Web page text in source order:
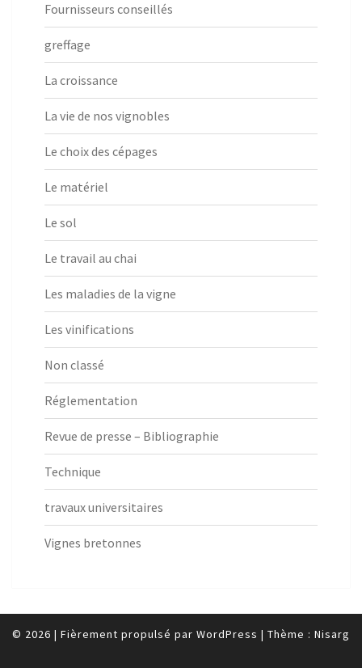
Fournisseurs conseillés
greffage
La croissance
La vie de nos vignobles
Le choix des cépages
Le matériel
Le sol
Le travail au chai
Les maladies de la vigne
Les vinifications
Non classé
Réglementation
Revue de presse – Bibliographie
Technique
travaux universitaires
Vignes bretonnes
© 2026 | Fièrement propulsé par WordPress | Thème : Nisarg